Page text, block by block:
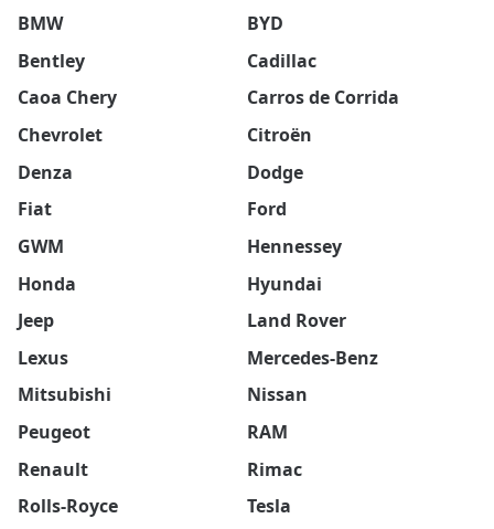
BMW
BYD
Bentley
Cadillac
Caoa Chery
Carros de Corrida
Chevrolet
Citroën
Denza
Dodge
Fiat
Ford
GWM
Hennessey
Honda
Hyundai
Jeep
Land Rover
Lexus
Mercedes-Benz
Mitsubishi
Nissan
Peugeot
RAM
Renault
Rimac
Rolls-Royce
Tesla